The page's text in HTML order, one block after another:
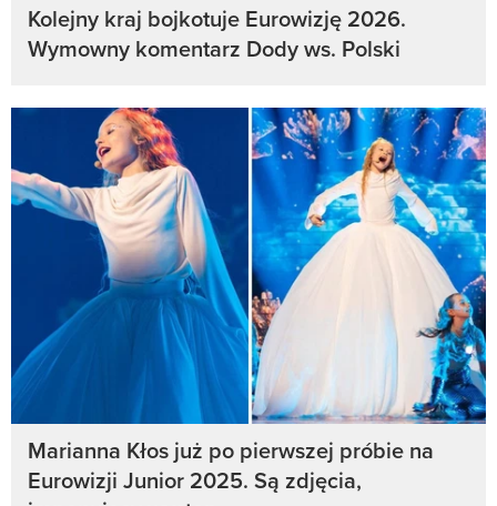
Kolejny kraj bojkotuje Eurowizję 2026.
Wymowny komentarz Dody ws. Polski
Marianna Kłos już po pierwszej próbie na
Eurowizji Junior 2025. Są zdjęcia,